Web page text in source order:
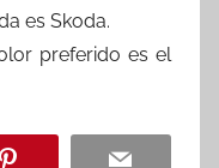
es Skoda.
preferido es el